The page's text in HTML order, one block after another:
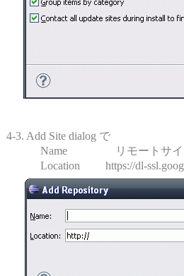
4-3. Add Site dialog で
Name リモートサイトの
Location https://dl-